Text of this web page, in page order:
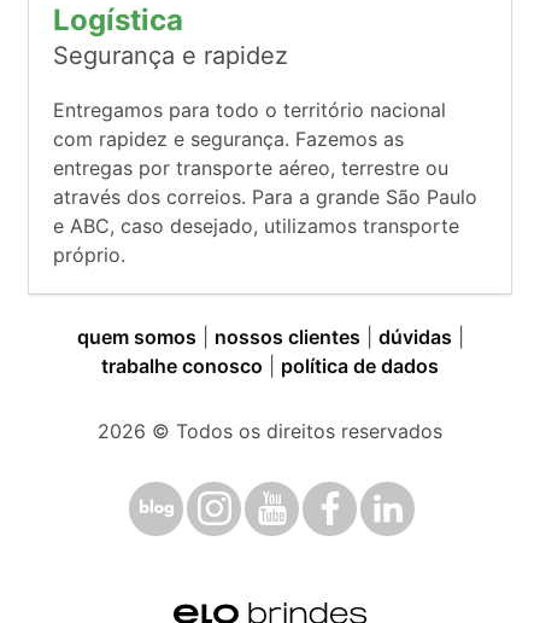
Logística
Segurança e rapidez
Entregamos para todo o território nacional
com rapidez e segurança. Fazemos as
entregas por transporte aéreo, terrestre ou
através dos correios. Para a grande São Paulo
e ABC, caso desejado, utilizamos transporte
próprio.
quem somos nossos clientes dúvidas
trabalhe conosco
política de dados
2026 © Todos os direitos reservados